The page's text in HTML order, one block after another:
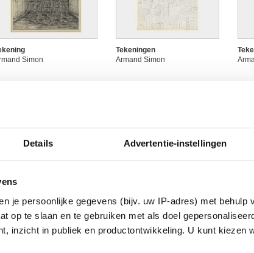
Details Advertentie-instellingen
je persoonlijke gegevens (bijv. uw IP-adres) met behulp
op te slaan en te gebruiken met als doel
inzicht in publiek en productontwikkeling. U kunt kiezen
Simon
Tekeningen
Armand Simon
Simon
Tekeningen
Armand Simon